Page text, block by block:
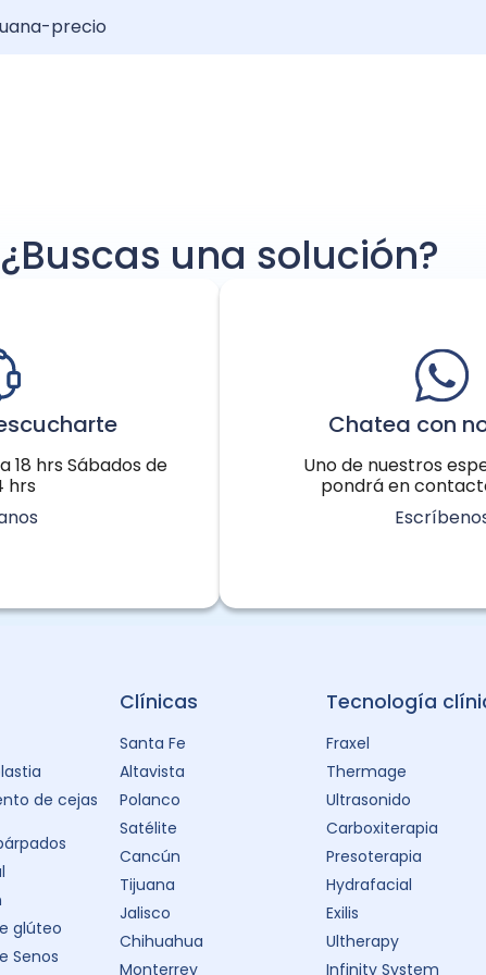
precioy Recuperación
pelo?: Guía completa
de pelo: Increíble transformación
¿Buscas una solución?
18 hrs Sábados de
hrs
Chatea con
Uno de nuestros
pondrá en
de cejas
glúteo
Senos
Clínicas
Santa Fe
Altavista
Polanco
Satélite
Cancún
Tijuana
Jalisco
Chihuahua
Monterrey
Tecnología
Fraxel
Thermage
Ultrasonido
Carboxiterapia
Presoterapia
Hydrafacial
Exilis
Ultherapy
Infinity System